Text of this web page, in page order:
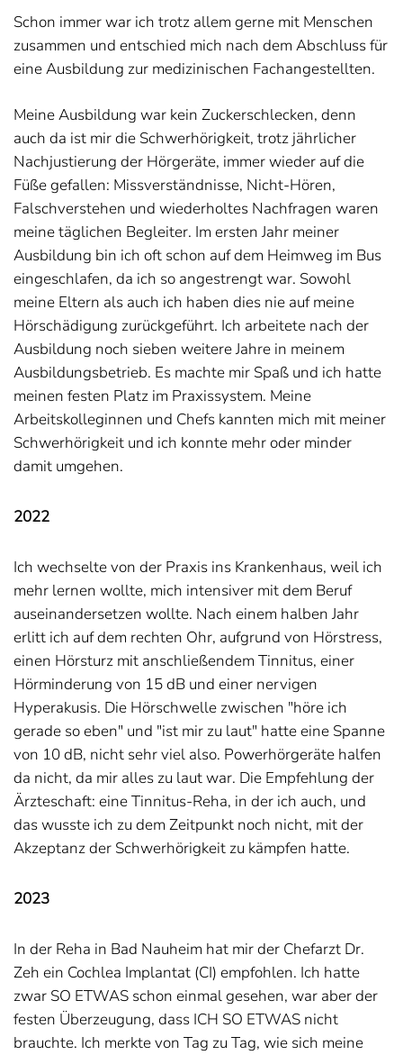
Schon immer war ich trotz allem gerne mit Menschen
zusammen und entschied mich nach dem Abschluss für
eine Ausbildung zur medizinischen Fachangestellten.
Meine Ausbildung war kein Zuckerschlecken, denn
auch da ist mir die Schwerhörigkeit, trotz jährlicher
Nachjustierung der Hörgeräte, immer wieder auf die
Füße gefallen: Missverständnisse, Nicht-Hören,
Falschverstehen und wiederholtes Nachfragen waren
meine täglichen Begleiter. Im ersten Jahr meiner
Ausbildung bin ich oft schon auf dem Heimweg im Bus
eingeschlafen, da ich so angestrengt war. Sowohl
meine Eltern als auch ich haben dies nie auf meine
Hörschädigung zurückgeführt. Ich arbeitete nach der
Ausbildung noch sieben weitere Jahre in meinem
Ausbildungsbetrieb. Es machte mir Spaß und ich hatte
meinen festen Platz im Praxissystem. Meine
Arbeitskolleginnen und Chefs kannten mich mit meiner
Schwerhörigkeit und ich konnte mehr oder minder
damit umgehen.
2022
Ich wechselte von der Praxis ins Krankenhaus, weil ich
mehr lernen wollte, mich intensiver mit dem Beruf
auseinandersetzen wollte. Nach einem halben Jahr
erlitt ich auf dem rechten Ohr, aufgrund von Hörstress,
einen Hörsturz mit anschließendem Tinnitus, einer
Hörminderung von 15 dB und einer nervigen
Hyperakusis. Die Hörschwelle zwischen "höre ich
gerade so eben" und "ist mir zu laut" hatte eine Spanne
von 10 dB, nicht sehr viel also. Powerhörgeräte halfen
da nicht, da mir alles zu laut war. Die Empfehlung der
Ärzteschaft: eine Tinnitus-Reha, in der ich auch, und
das wusste ich zu dem Zeitpunkt noch nicht, mit der
Akzeptanz der Schwerhörigkeit zu kämpfen hatte.
2023
In der Reha in Bad Nauheim hat mir der Chefarzt Dr.
Zeh ein Cochlea Implantat (CI) empfohlen. Ich hatte
zwar SO ETWAS schon einmal gesehen, war aber der
festen Überzeugung, dass ICH SO ETWAS nicht
brauchte. Ich merkte von Tag zu Tag, wie sich meine